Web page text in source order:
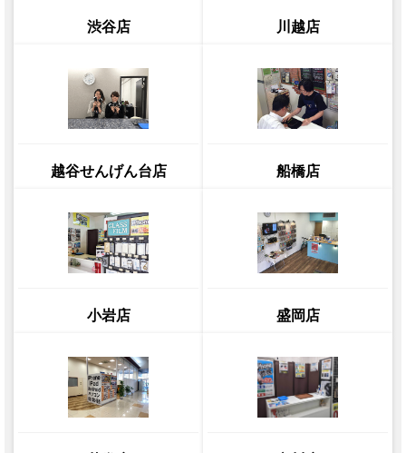
渋谷店 川越店
越谷せんげん台店 船橋店
小岩店 盛岡店